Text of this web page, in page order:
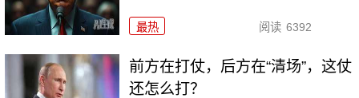
最热 阅读 6392
前方在打仗，后方在“清场”，这仗
还怎么打？